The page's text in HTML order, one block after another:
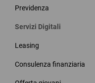
Previdenza
Servizi Digitali
Leasing
Consulenza finanziaria